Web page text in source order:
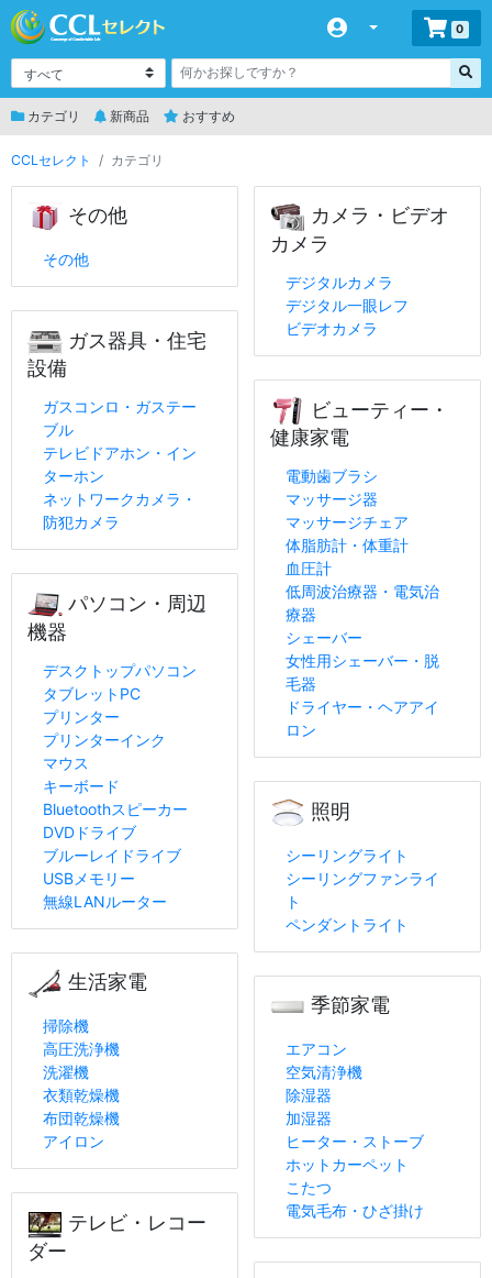
0
カテゴリ 新商品 おすすめ
CCLセレクト カテゴリ
その他
その他
ガス器具・住宅
設備
ガスコンロ・ガステー
ブル
テレビドアホン・イン
ターホン
ネットワークカメラ・
防犯カメラ
パソコン・周辺
機器
デスクトップパソコン
タブレットPC
プリンター
プリンターインク
マウス
キーボード
Bluetoothスピーカー
DVDドライブ
ブルーレイドライブ
USBメモリー
無線LANルーター
生活家電
掃除機
高圧洗浄機
洗濯機
衣類乾燥機
布団乾燥機
アイロン
テレビ・レコー
ダー
カメラ・ビデオ
カメラ
デジタルカメラ
デジタル一眼レフ
ビデオカメラ
ビューティー・
健康家電
電動歯ブラシ
マッサージ器
マッサージチェア
体脂肪計・体重計
血圧計
低周波治療器・電気治
療器
シェーバー
女性用シェーバー・脱
毛器
ドライヤー・ヘアアイ
ロン
照明
シーリングライト
シーリングファンライ
ト
ペンダントライト
季節家電
エアコン
空気清浄機
除湿器
加湿器
ヒーター・ストーブ
ホットカーペット
こたつ
電気毛布・ひざ掛け